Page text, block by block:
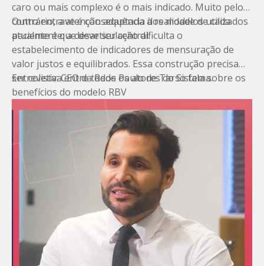
caro ou mais complexo é o mais indicado. Muito pelo
contrário, a atenção adaptada à realidade de cada
paciente é que deve ser central.
Outro entrave é consequência dos modelos utilizados
atualmente: a desarticulação dificulta o
estabelecimento de indicadores de mensuração de
valor justos e equilibrados. Essa construção precisa
ser coletiva entre todos os atores do Sistema.
Entrevista: CEO da Rede Paulo de Tarso fala sobre os
benefícios do modelo RBV